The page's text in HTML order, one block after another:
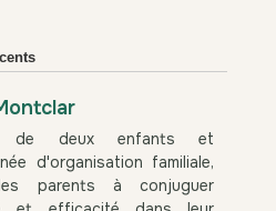
de deux enfants et
d'organisation familiale,
parents à conjuguer